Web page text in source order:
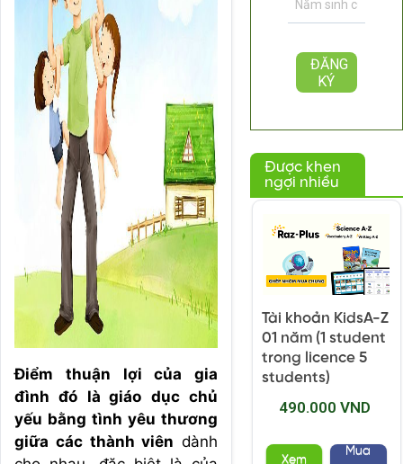
Điểm thuận lợi của gia
đình đó là giáo dục chủ
yếu bằng tình yêu thương
giữa các thành viên dành
Được khen
ngợi nhiều
Tài khoản KidsA-Z
01 năm (1 student
trong licence 5
students)
490.000 VND
Xem
Mua